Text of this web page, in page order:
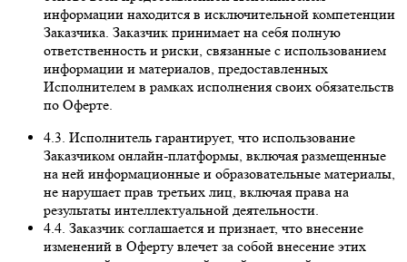
информации находится в исключительной компетенции
Заказчика. Заказчик принимает на себя полную
ответственность и риски, связанные с использованием
информации и материалов, предоставленных
Исполнителем в рамках исполнения своих обязательств
по Оферте.
4.3. Исполнитель гарантирует, что использование
Заказчиком онлайн-платформы, включая размещенные
на ней информационные и образовательные материалы,
не нарушает прав третьих лиц, включая права на
результаты интеллектуальной деятельности.
4.4. Заказчик соглашается и признает, что внесение
изменений в Оферту влечет за собой внесение этих